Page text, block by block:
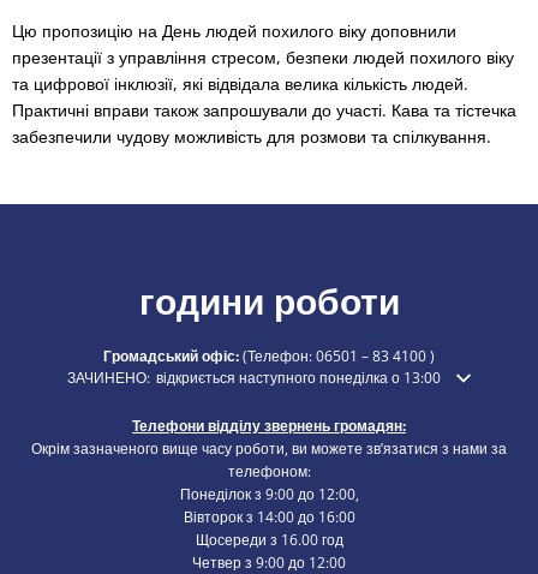
Цю пропозицію на День людей похилого віку доповнили
презентації з управління стресом, безпеки людей похилого віку
та цифрової інклюзії, які відвідала велика кількість людей.
Практичні вправи також запрошували до участі. Кава та тістечка
забезпечили чудову можливість для розмови та спілкування.
години роботи
Громадський офіс:(Телефон:06501 – 83 4100)
Натисніть, щоб приховати додатковий час відкриття або закриття
ЗАЧИНЕНО: відкриється наступного понеділка о 13:00
Телефони відділу звернень громадян:
Окрім зазначеного вище часу роботи, ви можете зв’язатися з нами за
телефоном:
Понеділок з 9:00 до 12:00,
Вівторок з 14:00 до 16:00
Щосереди з 16.00 год
Четвер з 9:00 до 12:00